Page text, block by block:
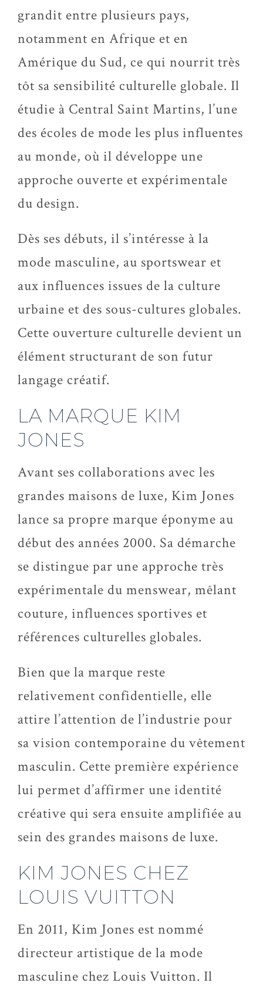
grandit entre plusieurs pays,
notamment en Afrique et en
Amérique du Sud, ce qui nourrit très
tôt sa sensibilité culturelle globale. Il
étudie à Central Saint Martins, l’une
des écoles de mode les plus influentes
au monde, où il développe une
approche ouverte et expérimentale
du design.
Dès ses débuts, il s’intéresse à la
mode masculine, au sportswear et
aux influences issues de la culture
urbaine et des sous-cultures globales.
Cette ouverture culturelle devient un
élément structurant de son futur
langage créatif.
LA MARQUE KIM
JONES
Avant ses collaborations avec les
grandes maisons de luxe, Kim Jones
lance sa propre marque éponyme au
début des années 2000. Sa démarche
se distingue par une approche très
expérimentale du menswear, mêlant
couture, influences sportives et
références culturelles globales.
Bien que la marque reste
relativement confidentielle, elle
attire l’attention de l’industrie pour
sa vision contemporaine du vêtement
masculin. Cette première expérience
lui permet d’affirmer une identité
créative qui sera ensuite amplifiée au
sein des grandes maisons de luxe.
KIM JONES CHEZ
LOUIS VUITTON
En 2011, Kim Jones est nommé
directeur artistique de la mode
masculine chez Louis Vuitton. Il